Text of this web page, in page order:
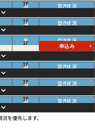
3F ご利用中
3F ご利用中
3F
空き
申込み
3F ご利用中
3F ご利用中
3F ご利用中
を優先します。